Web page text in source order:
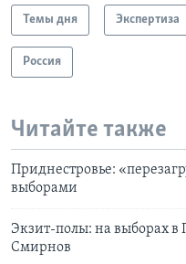
Темы дня Экспертиза
Россия
Читайте также
Приднестровье:
выборами
Экзит-полы: на выборах в
Смирнов